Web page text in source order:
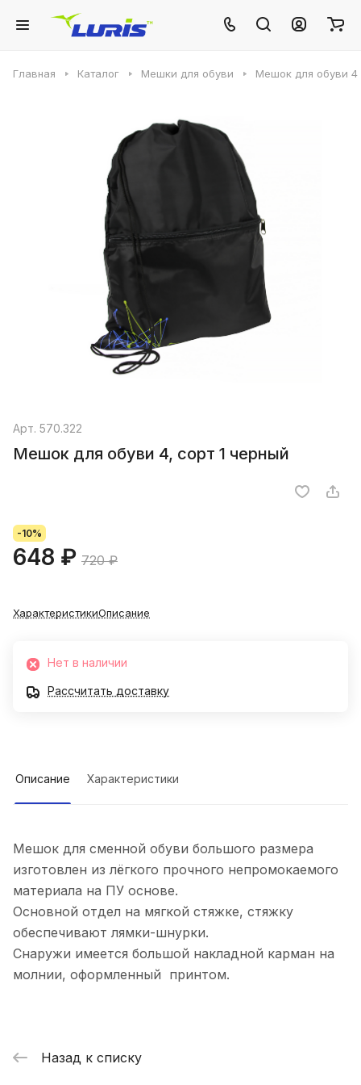
Главная Каталог Мешки для обуви Мешок для обуви 4
Арт. 570.322
Мешок для обуви 4, сорт 1 черный
-10%
648 ₽ 720 ₽
ХарактеристикиОписание
Нет в наличии
Рассчитать доставку
Описание Характеристики
Мешок для сменной обуви большого размера
изготовлен из лёгкого прочного непромокаемого
материала на ПУ основе.
Основной отдел на мягкой стяжке, стяжку
обеспечивают лямки-шнурки.
Снаружи имеется большой накладной карман на
молнии, оформленный принтом.
Назад к списку